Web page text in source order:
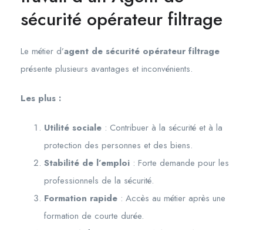
sécurité opérateur filtrage
Le métier d’agent de sécurité opérateur filtrage
présente plusieurs avantages et inconvénients.
Les plus :
Utilité sociale : Contribuer à la sécurité et à la
protection des personnes et des biens.
Stabilité de l’emploi : Forte demande pour les
professionnels de la sécurité.
Formation rapide : Accès au métier après une
formation de courte durée.